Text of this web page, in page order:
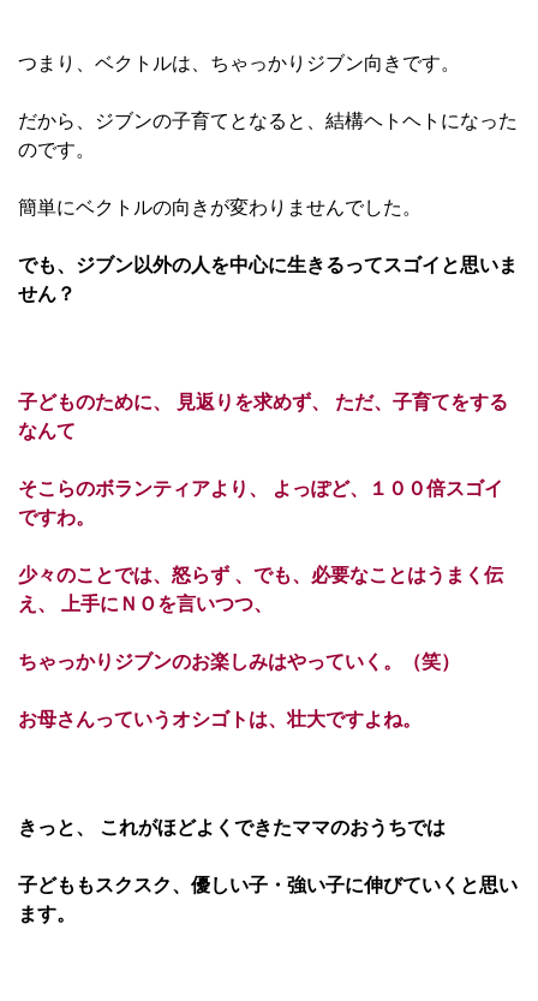
つまり、ベクトルは、ちゃっかりジブン向きです。
だから、ジブンの子育てとなると、結構ヘトヘトになった
のです。
簡単にベクトルの向きが変わりませんでした。
でも、ジブン以外の人を中心に生きるってスゴイと思いま
せん？
子どものために、 見返りを求めず、 ただ、子育てをする
なんて
そこらのボランティアより、 よっぽど、１００倍スゴイ
ですわ。
少々のことでは、怒らず 、でも、必要なことはうまく伝
え、 上手にＮＯを言いつつ、
ちゃっかりジブンのお楽しみはやっていく。（笑）
お母さんっていうオシゴトは、壮大ですよね。
きっと、 これがほどよくできたママのおうちでは
子どももスクスク、優しい子・強い子に伸びていくと思い
ます。